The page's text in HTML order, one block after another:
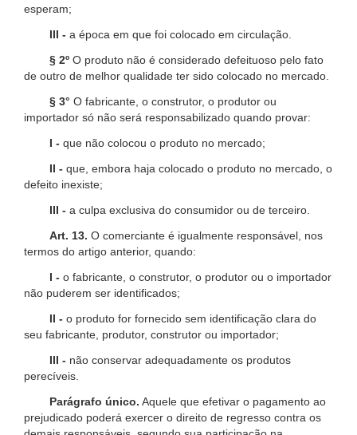
esperam;
III - a época em que foi colocado em circulação.
§ 2º O produto não é considerado defeituoso pelo fato
de outro de melhor qualidade ter sido colocado no mercado.
§ 3° O fabricante, o construtor, o produtor ou
importador só não será responsabilizado quando provar:
I - que não colocou o produto no mercado;
II - que, embora haja colocado o produto no mercado, o
defeito inexiste;
III - a culpa exclusiva do consumidor ou de terceiro.
Art. 13. O comerciante é igualmente responsável, nos
termos do artigo anterior, quando:
I - o fabricante, o construtor, o produtor ou o importador
não puderem ser identificados;
II - o produto for fornecido sem identificação clara do
seu fabricante, produtor, construtor ou importador;
III - não conservar adequadamente os produtos
perecíveis.
Parágrafo único. Aquele que efetivar o pagamento ao
prejudicado poderá exercer o direito de regresso contra os